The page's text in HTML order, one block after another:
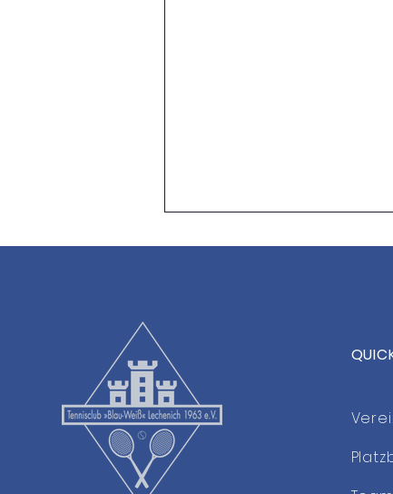
Neue Athletik- &
Functional-Kurse im TCL